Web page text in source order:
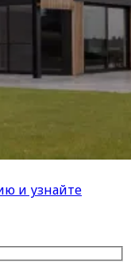
и узнайте